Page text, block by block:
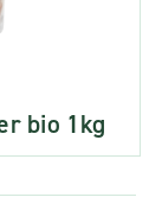
bio 1kg